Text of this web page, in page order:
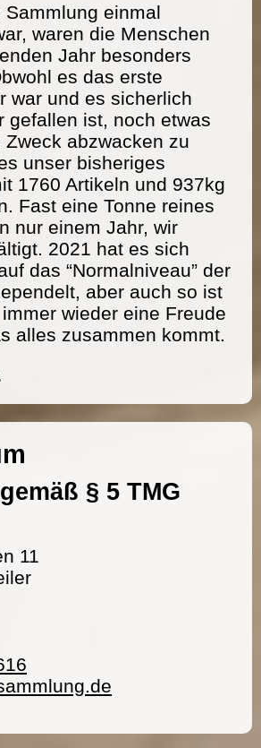
Sammlung einmal
waren die Menschen
Jahr besonders
es das erste
war und es sicherlich
gefallen ist, noch etwas
abzwacken zu
unser bisheriges
1760 Artikeln und 937kg
Fast eine Tonne reines
nur einem Jahr, wir
2021 hat es sich
das “Normalniveau” der
aber auch so ist
wieder eine Freude
alles zusammen kommt.
§ 5 TMG
11